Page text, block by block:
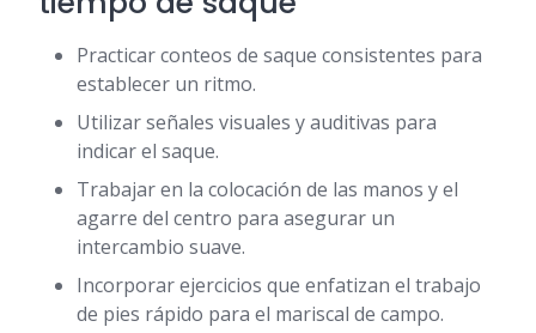
Practicar conteos de saque consistentes para
establecer un ritmo.
Utilizar señales visuales y auditivas para
indicar el saque.
Trabajar en la colocación de las manos y el
agarre del centro para asegurar un
intercambio suave.
Incorporar ejercicios que enfatizan el trabajo
de pies rápido para el mariscal de campo.